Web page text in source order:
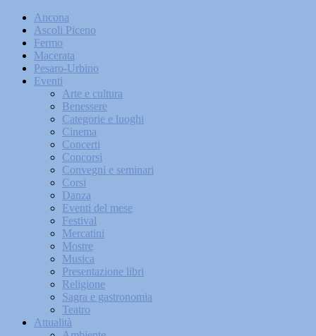
Ancona
Ascoli Piceno
Fermo
Macerata
Pesaro-Urbino
Eventi
Arte e cultura
Benessere
Categorie e luoghi
Cinema
Concerti
Concorsi
Convegni e seminari
Corsi
Danza
Eventi del mese
Festival
Mercatini
Mostre
Musica
Presentazione libri
Religione
Sagra e gastronomia
Teatro
Attualità